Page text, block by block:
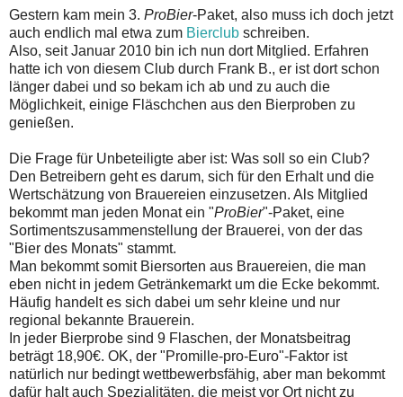
Gestern kam mein 3. ProBier-Paket, also muss ich doch jetzt
auch endlich mal etwa zum Bierclub schreiben.
Also, seit Januar 2010 bin ich nun dort Mitglied. Erfahren
hatte ich von diesem Club durch Frank B., er ist dort schon
länger dabei und so bekam ich ab und zu auch die
Möglichkeit, einige Fläschchen aus den Bierproben zu
genießen.
Die Frage für Unbeteiligte aber ist: Was soll so ein Club?
Den Betreibern geht es darum, sich für den Erhalt und die
Wertschätzung von Brauereien einzusetzen. Als Mitglied
bekommt man jeden Monat ein "ProBier"-Paket, eine
Sortimentszusammenstellung der Brauerei, von der das
"Bier des Monats" stammt.
Man bekommt somit Biersorten aus Brauereien, die man
eben nicht in jedem Getränkemarkt um die Ecke bekommt.
Häufig handelt es sich dabei um sehr kleine und nur
regional bekannte Brauerein.
In jeder Bierprobe sind 9 Flaschen, der Monatsbeitrag
beträgt 18,90€. OK, der "Promille-pro-Euro"-Faktor ist
natürlich nur bedingt wettbewerbsfähig, aber man bekommt
dafür halt auch Spezialitäten, die meist vor Ort nicht zu